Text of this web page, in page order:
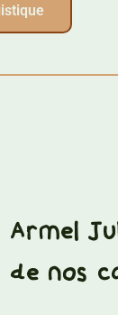
Armel
de nos